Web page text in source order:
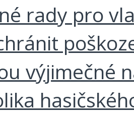
rady pro
výjimečné